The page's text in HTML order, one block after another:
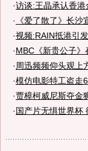
·访谈:王晶承认香港
· 《爱了散了》长
·视频:RAIN抵港引
·MBC《新贵公子
· 周迅频频仰头观上
·模仿电影特工盗走
·贾樟柯威尼斯夺金
·国产片无惧世界杯